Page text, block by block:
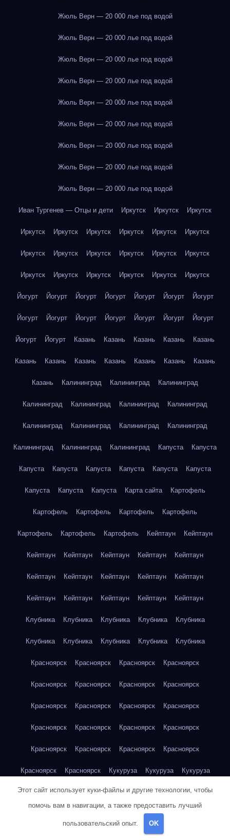
Жюль Верн — 20 000 лье под водой
Жюль Верн — 20 000 лье под водой
Жюль Верн — 20 000 лье под водой
Жюль Верн — 20 000 лье под водой
Жюль Верн — 20 000 лье под водой
Жюль Верн — 20 000 лье под водой
Жюль Верн — 20 000 лье под водой
Жюль Верн — 20 000 лье под водой
Жюль Верн — 20 000 лье под водой
Иван Тургенев — Отцы и дети Иркутск Иркутск Иркутск
Иркутск Иркутск Иркутск Иркутск Иркутск Иркутск
Иркутск Иркутск Иркутск Иркутск Иркутск Иркутск
Иркутск Иркутск Иркутск Иркутск Иркутск Иркутск
Йогурт Йогурт Йогурт Йогурт Йогурт Йогурт Йогурт
Йогурт Йогурт Йогурт Йогурт Йогурт Йогурт Йогурт
Йогурт Йогурт Казань Казань Казань Казань Казань
Казань Казань Казань Казань Казань Казань Казань
Казань Калининград Калининград Калининград
Калининград Калининград Калининград Калининград
Калининград Калининград Калининград Калининград
Калининград Калининград Калининград Капуста Капуста
Капуста Капуста Капуста Капуста Капуста Капуста
Капуста Капуста Капуста Карта сайта Картофель
Картофель Картофель Картофель Картофель
Картофель Картофель Картофель Кейптаун Кейптаун
Кейптаун Кейптаун Кейптаун Кейптаун Кейптаун
Кейптаун Кейптаун Кейптаун Кейптаун Кейптаун
Кейптаун Кейптаун Кейптаун Кейптаун Кейптаун
Клубника Клубника Клубника Клубника Клубника
Клубника Клубника Клубника Клубника Клубника
Красноярск Красноярск Красноярск Красноярск
Красноярск Красноярск Красноярск Красноярск
Красноярск Красноярск Красноярск Красноярск
Красноярск Красноярск Красноярск Красноярск
Красноярск Красноярск Красноярск Красноярск
Красноярск Красноярск Кукуруза Кукуруза Кукуруза
Кукуруза Кукуруза Кукуруза Кукуруза Кукуруза
Кукуруза
Куриная грудка
Этот сайт использует куки-файлы и другие технологии, чтобы
помочь вам в навигации, а также предоставить лучший
пользовательский опыт. OK